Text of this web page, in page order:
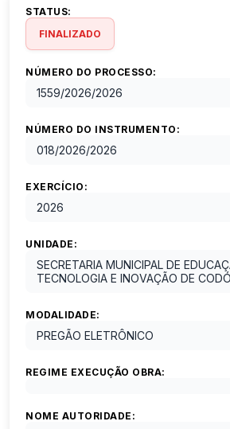
STATUS:
FINALIZADO
NÚMERO DO PROCESSO:
1559/2026/2026
NÚMERO DO INSTRUMENTO:
018/2026/2026
EXERCÍCIO:
2026
UNIDADE:
SECRETARIA MUNICIPAL DE
TECNOLOGIA E INOVAÇÃO DE CODÓ
MODALIDADE:
PREGÃO ELETRÔNICO
REGIME EXECUÇÃO OBRA:
NOME AUTORIDADE: